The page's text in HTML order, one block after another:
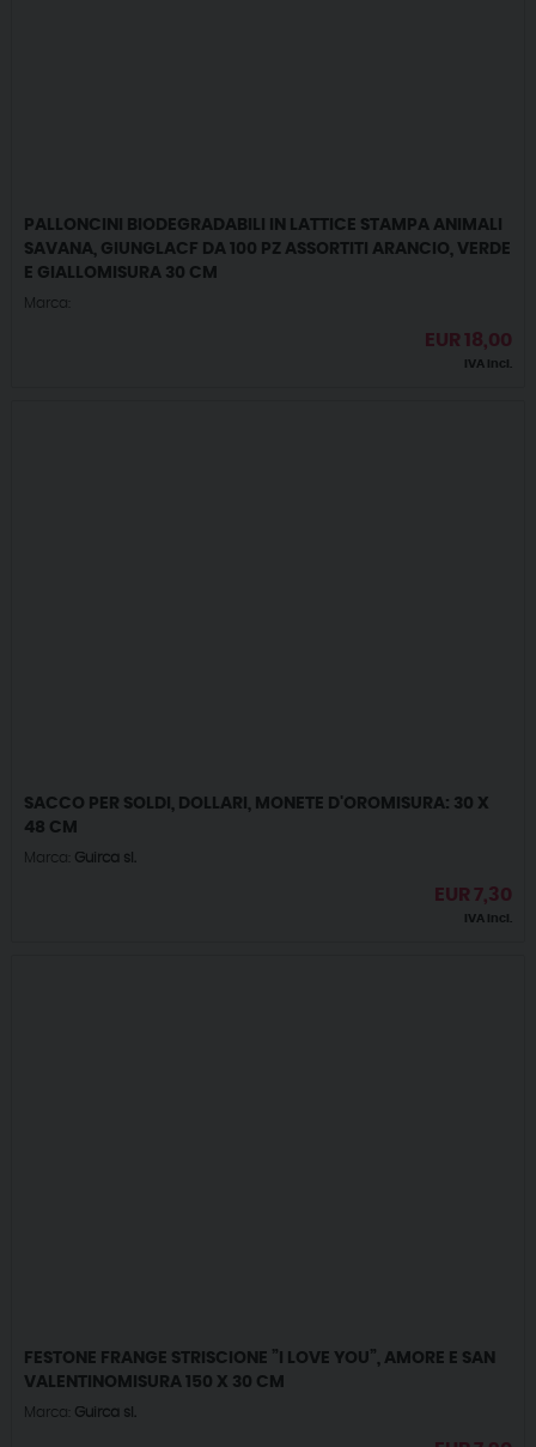
PALLONCINI BIODEGRADABILI IN LATTICE STAMPA ANIMALI
SAVANA, GIUNGLACF DA 100 PZ ASSORTITI ARANCIO, VERDE
E GIALLOMISURA 30 CM
Marca:
EUR18,00
IVA incl.
SACCO PER SOLDI, DOLLARI, MONETE D'OROMISURA: 30 X
48 CM
Marca: Guirca sl.
EUR 7,30
IVA incl.
FESTONE FRANGE STRISCIONE ”I LOVE YOU”, AMORE E SAN
VALENTINOMISURA 150 X 30 CM
Marca: Guirca sl.